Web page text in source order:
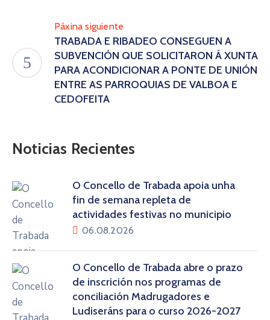
Páxina siguiente
TRABADA E RIBADEO CONSEGUEN A
SUBVENCIÓN QUE SOLICITARON Á XUNTA
PARA ACONDICIONAR A PONTE DE UNIÓN
ENTRE AS PARROQUIAS DE VALBOA E
CEDOFEITA
Noticias Recientes
O Concello de Trabada apoia unha
fin de semana repleta de
actividades festivas no municipio
06.08.2026
O Concello de Trabada abre o prazo
de inscrición nos programas de
conciliación Madrugadores e
Ludiseráns para o curso 2026-2027